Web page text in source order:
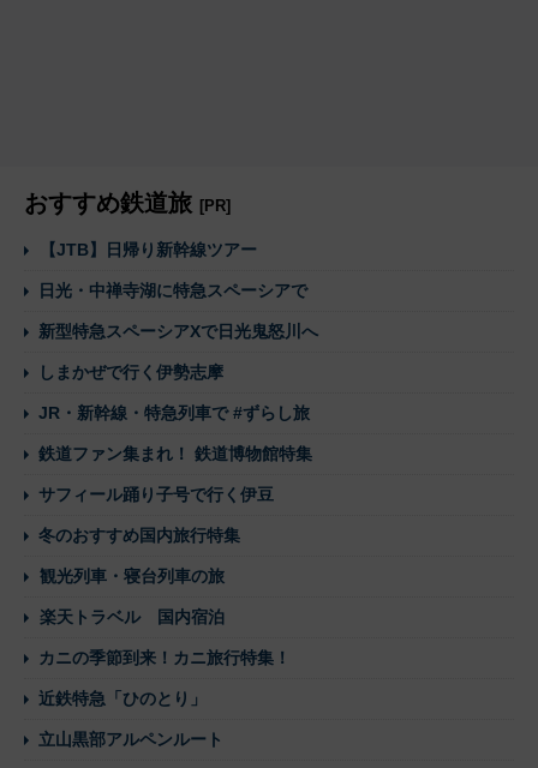
おすすめ鉄道旅 [PR]
【JTB】日帰り新幹線ツアー
日光・中禅寺湖に特急スペーシアで
新型特急スペーシアXで日光鬼怒川へ
しまかぜで行く伊勢志摩
JR・新幹線・特急列車で #ずらし旅
鉄道ファン集まれ！ 鉄道博物館特集
サフィール踊り子号で行く伊豆
冬のおすすめ国内旅行特集
観光列車・寝台列車の旅
楽天トラベル 国内宿泊
カニの季節到来！カニ旅行特集！
近鉄特急「ひのとり」
立山黒部アルペンルート